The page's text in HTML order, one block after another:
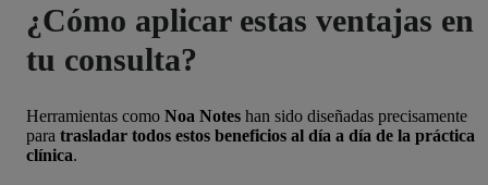
¿Cómo aplicar estas ventajas en
tu consulta?
Herramientas como Noa Notes han sido diseñadas precisamente
para trasladar todos estos beneficios al día a día de la práctica
clínica.